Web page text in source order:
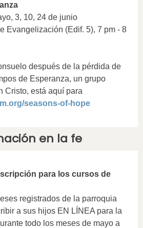
3, 10, 24 de junio
Evangelización (Edif. 5), 7 pm - 8
después de la pérdida de
de Esperanza, un grupo
Cristo, está aquí para
seasons-of-hope
en la fe
para los cursos de
registrados de la parroquia
a sus hijos EN LÍNEA para la
todo los meses de mayo a